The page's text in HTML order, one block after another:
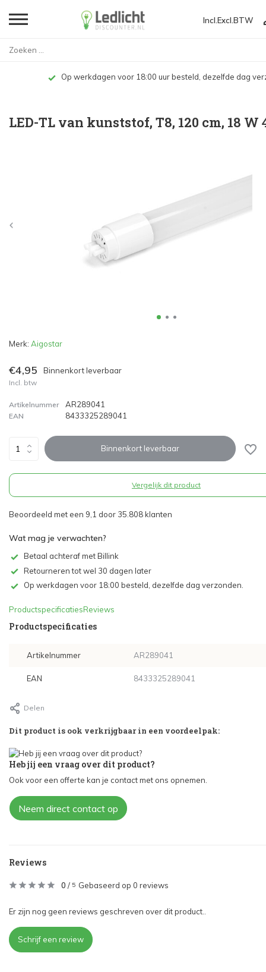
Incl. Excl. BTW
Op werkdagen voor 18:00 uur besteld, dezelfde dag
LED-TL van kunststof, T8, 120 cm, 18 W
Merk: Aigostar
€4,95 Binnenkort leverbaar
Incl. btw
Artikelnummer AR289041
EAN 8433325289041
Binnenkort leverbaar
Vergelijk dit product
Beoordeeld met een 9,1 door 35.808 klanten
Wat mag je verwachten?
Betaal achteraf met Billink
Retourneren tot wel 30 dagen later
Op werkdagen voor 18:00 besteld, dezelfde dag verzonden.
ProductspecificatiesReviews
Productspecificaties
Artikelnummer AR289041
EAN 8433325289041
Delen
Dit product is ook verkrijgbaar in een voordeelpak:
Heb jij een vraag over dit product?
Ook voor een offerte kan je contact met ons opnemen.
Neem direct contact op
Reviews
0 / 5 Gebaseerd op 0 reviews
Er zijn nog geen reviews geschreven over dit product..
Schrijf een review